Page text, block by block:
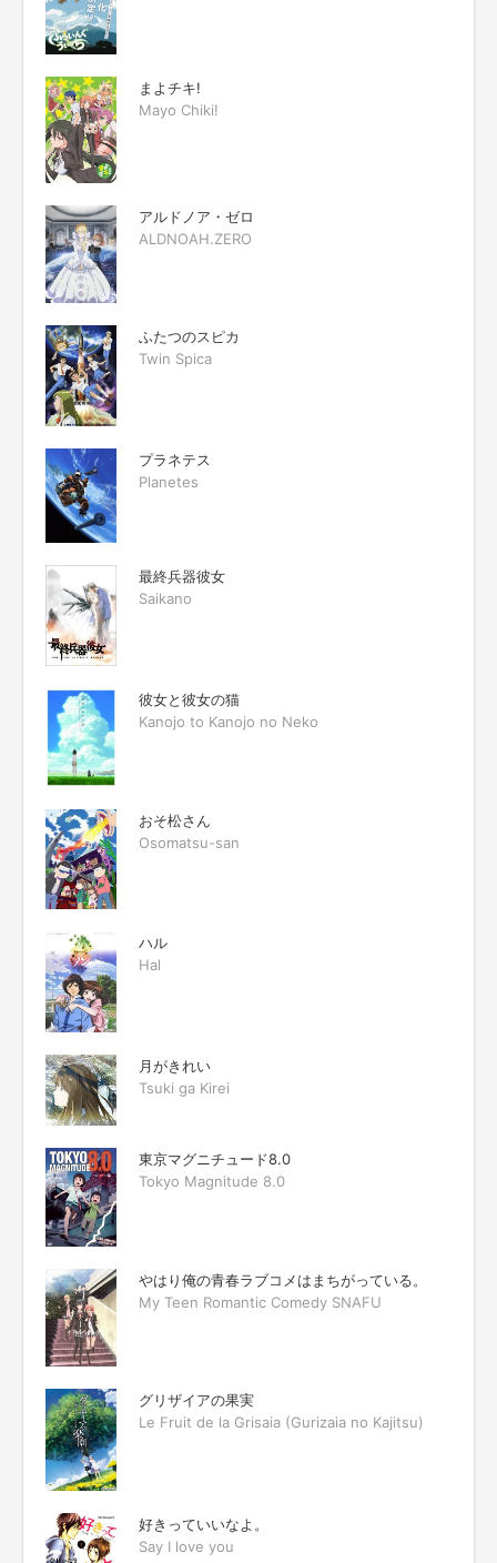
まよチキ!
Mayo Chiki!
アルドノア・ゼロ
ALDNOAH.ZERO
ふたつのスピカ
Twin Spica
プラネテス
Planetes
最終兵器彼女
Saikano
彼女と彼女の猫
Kanojo to Kanojo no Neko
おそ松さん
Osomatsu-san
ハル
Hal
月がきれい
Tsuki ga Kirei
東京マグニチュード8.0
Tokyo Magnitude 8.0
やはり俺の青春ラブコメはまちがっている。
My Teen Romantic Comedy SNAFU
グリザイアの果実
Le Fruit de la Grisaia (Gurizaia no Kajitsu)
好きっていいなよ。
Say I love you